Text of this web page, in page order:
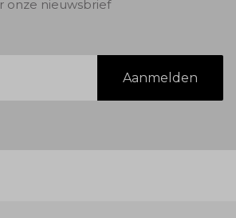
onze nieuwsbrief
Aanmelden